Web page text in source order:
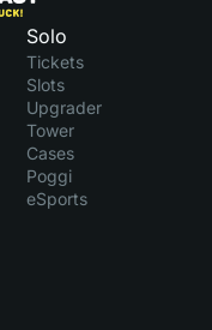
Solo
Tickets
Slots
Upgrader
Tower
Cases
Poggi
eSports